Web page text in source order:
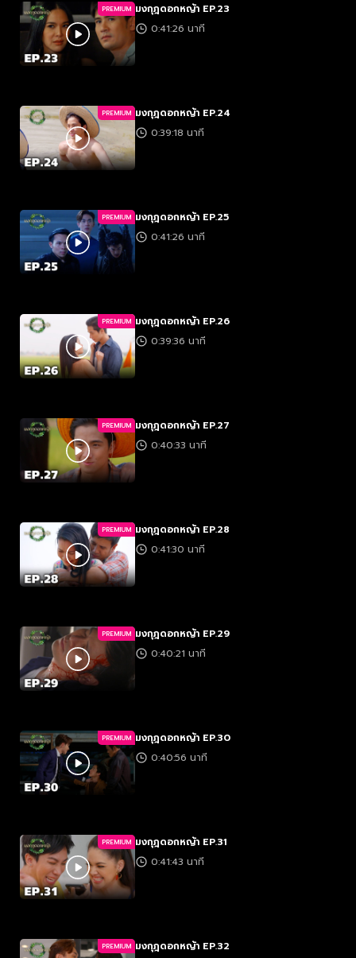
PREMIUM มงกุฎดอกหญ้า EP.23
0:41:26 นาที
PREMIUM มงกุฎดอกหญ้า EP.24
0:39:18 นาที
PREMIUM มงกุฎดอกหญ้า EP.25
0:41:26 นาที
PREMIUM มงกุฎดอกหญ้า EP.26
0:39:36 นาที
PREMIUM มงกุฎดอกหญ้า EP.27
0:40:33 นาที
PREMIUM มงกุฎดอกหญ้า EP.28
0:41:30 นาที
PREMIUM มงกุฎดอกหญ้า EP.29
0:40:21 นาที
PREMIUM มงกุฎดอกหญ้า EP.30
0:40:56 นาที
PREMIUM มงกุฎดอกหญ้า EP.31
0:41:43 นาที
PREMIUM มงกุฎดอกหญ้า EP.32